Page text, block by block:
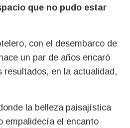
que no pudo estar
con el desembarco de
un par de años encaró
resultados, en la actualidad,
la belleza paisajística
empalidecía el encanto